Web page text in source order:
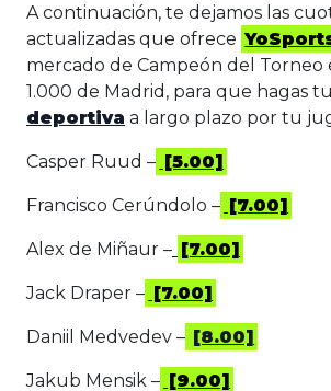
A continuación, te dejamos las
actualizadas que ofrece
mercado de Campeón del Torneo
1.000 de Madrid, para que hagas tu
deportiva a largo plazo por tu
Casper Ruud – [5.00]
Francisco Cerúndolo – [7.00]
Alex de Miñaur – [7.00]
Jack Draper – [7.00]
Daniil Medvedev – [8.00]
Jakub Mensik – [9.00]